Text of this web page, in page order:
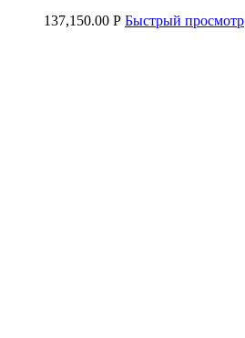
137,150.00 Р Быстрый просмотр